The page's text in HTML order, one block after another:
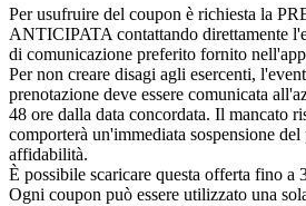
Per usufruire del coupon è richiesta la
ANTICIPATA contattando direttamente
di comunicazione preferito fornito
Per non creare disagi agli esercenti,
prenotazione deve essere comunicata
48 ore dalla data concordata. Il mancato
comporterà un'immediata sospensione
affidabilità.
È possibile scaricare questa offerta fino a
Ogni coupon può essere utilizzato una